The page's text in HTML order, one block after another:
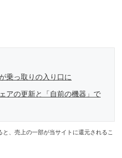
乗っ取りの入り口に
アの更新と「自前の機器」で
、売上の一部が当サイトに還元されるこ